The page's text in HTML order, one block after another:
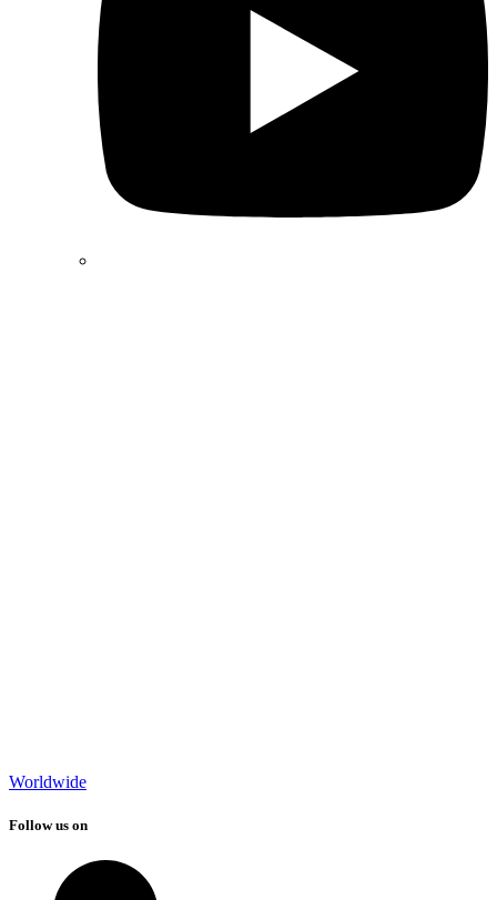
Worldwide
Follow us on